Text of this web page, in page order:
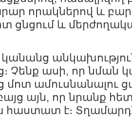
որակներով և
ցնցում և
Չենք ասի, որ նման
ամուսնանալու
այն, որ նրանք
հաստատ է։